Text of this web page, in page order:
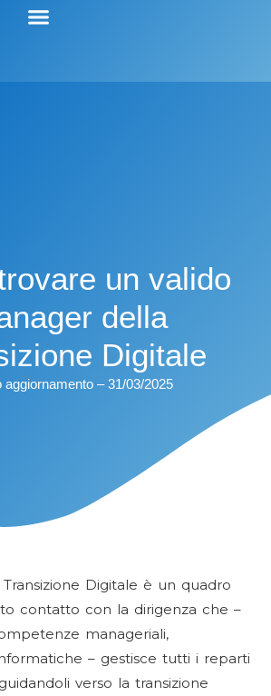
un valido
della
Digitale
aggiornamento – 31/03/2025
Digitale è un quadro
contatto con la dirigenza che –
manageriali,
– gestisce tutti i reparti
verso la transizione